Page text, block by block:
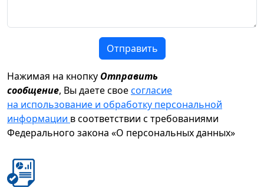
Отправить
Нажимая на кнопку Отправить
сообщение, Вы даете своесогласие
на использование и обработку персональной
информации в соответствии с требованиями
Федерального закона «О персональных данных»